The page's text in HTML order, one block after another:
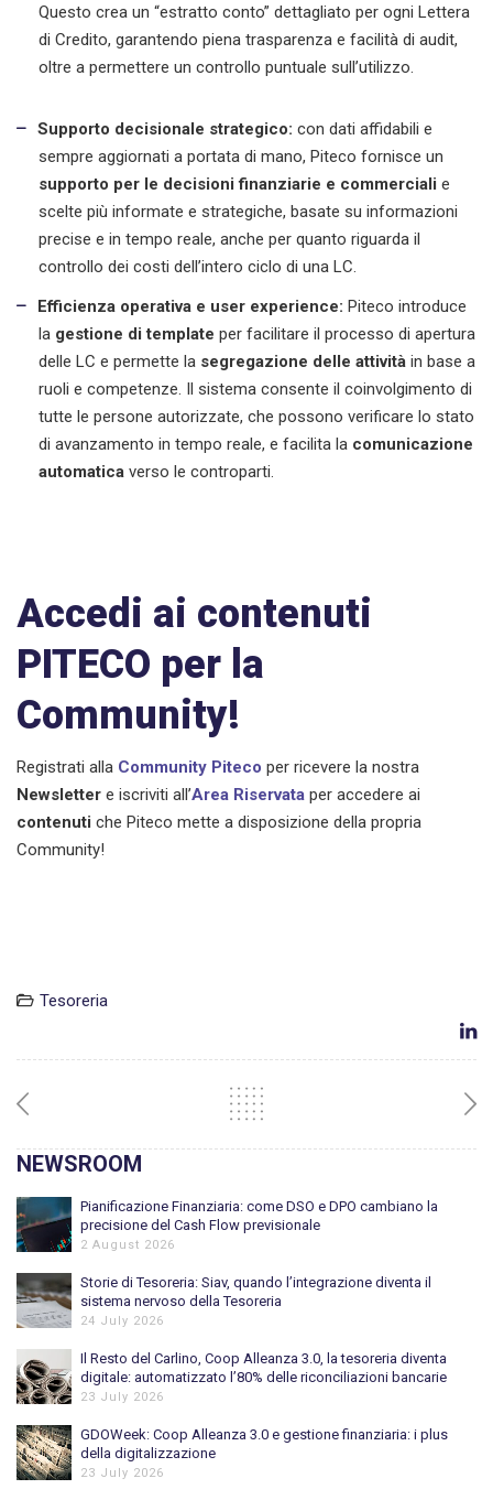
Questo crea un “estratto conto” dettagliato per ogni Lettera
di Credito, garantendo piena trasparenza e facilità di audit,
oltre a permettere un controllo puntuale sull’utilizzo.
Supporto decisionale strategico: con dati affidabili e
sempre aggiornati a portata di mano, Piteco fornisce un
supporto per le decisioni finanziarie e commerciali e
scelte più informate e strategiche, basate su informazioni
precise e in tempo reale, anche per quanto riguarda il
controllo dei costi dell’intero ciclo di una LC.
Efficienza operativa e user experience: Piteco introduce
la gestione di template per facilitare il processo di apertura
delle LC e permette la segregazione delle attività in base a
ruoli e competenze. Il sistema consente il coinvolgimento di
tutte le persone autorizzate, che possono verificare lo stato
di avanzamento in tempo reale, e facilita la comunicazione
automatica verso le controparti.
Accedi ai contenuti
PITECO per la
Community!
Registrati alla Community Piteco per ricevere la nostra
Newsletter e iscriviti all’Area Riservata per accedere ai
contenuti che Piteco mette a disposizione della propria
Community!
Tesoreria
NEWSROOM
Pianificazione Finanziaria: come DSO e DPO cambiano la
precisione del Cash Flow previsionale
2 August 2026
Storie di Tesoreria: Siav, quando l’integrazione diventa il
sistema nervoso della Tesoreria
24 July 2026
Il Resto del Carlino, Coop Alleanza 3.0, la tesoreria diventa
digitale: automatizzato l’80% delle riconciliazioni bancarie
23 July 2026
GDOWeek: Coop Alleanza 3.0 e gestione finanziaria: i plus
della digitalizzazione
23 July 2026